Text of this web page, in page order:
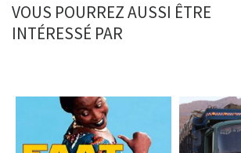
VOUS POURREZ AUSSI ÊTRE
INTÉRESSÉ PAR